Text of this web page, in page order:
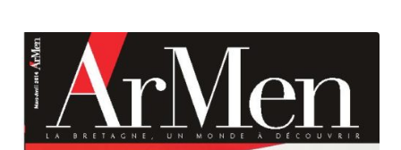
a
plusieurs
variations.
Les
options